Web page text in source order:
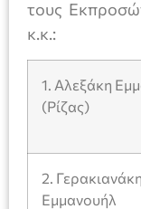
τους
κ.κ.:
1. Αλεξάκη
(Ρίζας)
2. Γερακιανάκη
Εμμανουήλ